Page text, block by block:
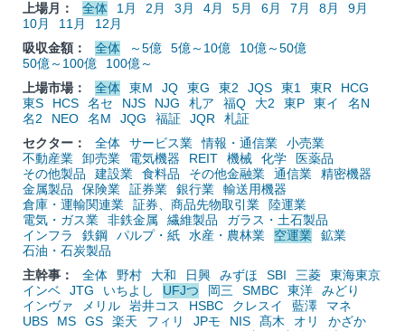
上場月：
全体 1月 2月 3月 4月 5月 6月 7月 8月
9月
10月
11月
12月
吸収金額：
全体 ～5億 5億～10億
10億～50億
50億～100億
100億～
上場市場：
全体 東M JQ 東G 東2 JQS 東1 東R
HCG
東S
HCS 名セ NJS NJG 札ア 福Q 大2 東P 東イ
名N
名2
NEO 名M JQG 福証 JQR
札証
セクター：
全体 サービス業 情報・通信業
小売業
不動産業
卸売業 電気機器 REIT 機械 化学
医薬品
その他製品
建設業 食料品 その他金融業 通信業
精密機器
金属製品
保険業 証券業 銀行業
輸送用機器
倉庫・運輸関連業
証券、商品先物取引業
陸運業
電気・ガス業
非鉄金属 繊維製品
ガラス・土石製品
インフラ
鉄鋼 パルプ・紙 水産・農林業 空運業
鉱業
石油・石炭製品
主幹事：
全体 野村 大和 日興 みずほ SBI 三菱
東海東京
インベ
JTG いちよし UFJつ 岡三 SMBC 東洋
みどり
インヴァ
メリル 岩井コス HSBC クレスイ 藍澤
マネ
UBS
MS GS 楽天 フィリ JPモ NIS 髙木 オリ
かざか